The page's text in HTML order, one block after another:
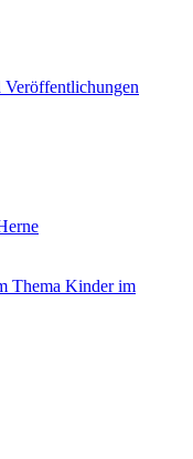
Veröffentlichungen
Thema Kinder im